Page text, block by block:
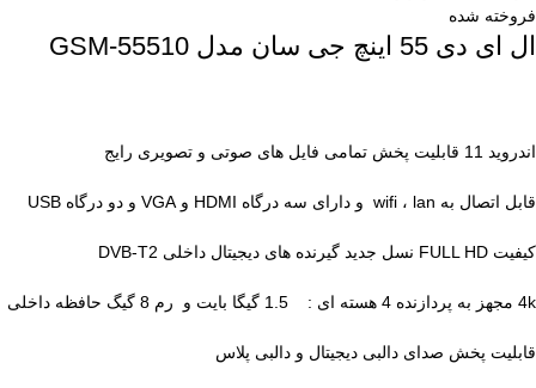
فروخته شده
ال ای دی 55 اینچ جی سان مدل GSM-55510
اندروید 11 قابلیت پخش تمامی فایل های صوتی و تصویری رایج
قابل اتصال به wifi ، lan و دارای سه درگاه HDMI و VGA و دو درگاه USB
کیفیت FULL HD نسل جدید گیرنده های دیجیتال داخلی DVB-T2
4k مجهز به پردازنده 4 هسته ای : 1.5 گیگا بایت و رم 8 گیگ حافظه داخلی
قابلیت پخش صدای دالبی دیجیتال و دالبی پلاس